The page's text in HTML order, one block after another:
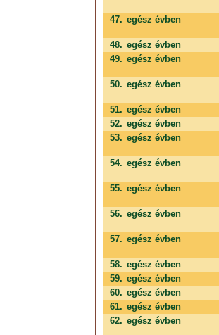
47. egész évben
48. egész évben
49. egész évben
50. egész évben
51. egész évben
52. egész évben
53. egész évben
54. egész évben
55. egész évben
56. egész évben
57. egész évben
58. egész évben
59. egész évben
60. egész évben
61. egész évben
62. egész évben